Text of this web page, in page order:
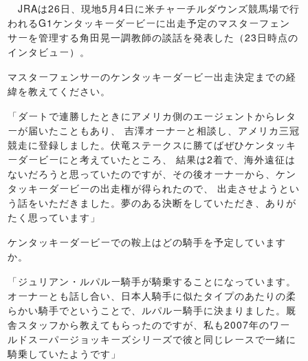
JRAは26日、現地5月4日に米チャーチルダウンズ競馬場で行
われるG1ケンタッキーダービーに出走予定のマスターフェン
サーを管理する角田晃一調教師の談話を発表した（23日時点の
インタビュー）。
マスターフェンサーのケンタッキーダービー出走決定までの経
緯を教えてください。
「ダートで連勝したときにアメリカ側のエージェントからレタ
ーが届いたこともあり、 吉澤オーナーと相談し、アメリカ三冠
競走に登録しました。伏竜ステークスに勝てばぜひケンタッキ
ーダービーにと考えていたところ、 結果は2着で、海外遠征は
ないだろうと思っていたのですが、その後オーナーから、ケン
タッキーダービーの出走権が得られたので、 出走させようとい
う話をいただきました。夢のある決断をしていただき、ありが
たく思っています」
ケンタッキーダービーでの鞍上はどの騎手を予定しています
か。
「ジュリアン・ルパルー騎手が騎乗することになっています。
オーナーとも話し合い、日本人騎手に似たタイプのあたりの柔
らかい騎手でということで、ルパルー騎手に決まりました。厩
舎スタッフから教えてもらったのですが、私も2007年のワー
ルドスーパージョッキーズシリーズで彼と同じレースで一緒に
騎乗していたようです」